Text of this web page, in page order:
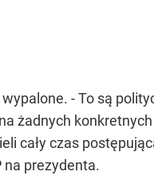
- To są
konkretnych
cały czas
na prezydenta.